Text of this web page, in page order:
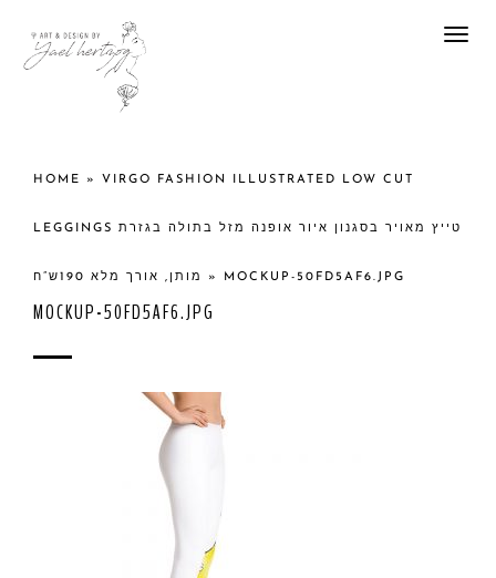
HOME » VIRGO FASHION ILLUSTRATED LOW CUT
LEGGINGS טייץ מאויר בסגנון איור אופנה מזל בתולה בגזרת
מותן, אורך מלא 190ש”ח » MOCKUP-50FD5AF6.JPG
MOCKUP-50FD5AF6.JPG